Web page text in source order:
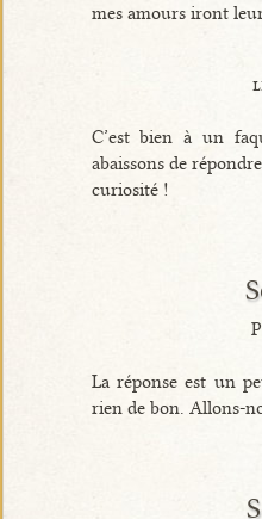
mes amours iront
C’est bien à un
abaissons de
curiosité !
La réponse est un
rien de bon. Allons-